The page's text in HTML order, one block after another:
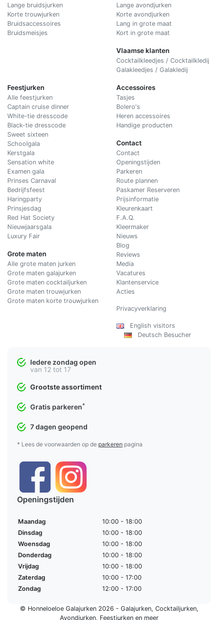
Lange bruidsjurken
Korte trouwjurken
Bruidsaccessoires
Bruidsmeisjes
Lange avondjurken
Korte avondjurken
Lang in grote maat
Kort in grote maat
Vlaamse klanten
Cocktailkleedjes / Cocktailkledij
Galakleedjes / Galakledij
Feestjurken
Alle feestjurken
Captain cruise dinner
White-tie dresscode
Black-tie dresscode
Sweet sixteen
Schoolgala
Kerstgala
Sensation white
Examen gala
Prinses Carnaval
Bedrijfsfeest
Haringparty
Prinsjesdag
Red Hat Society
Nieuwjaarsgala
Luxury Fair
Grote maten
Alle grote maten jurken
Grote maten galajurken
Grote maten cocktailjurken
Grote maten trouwjurken
Grote maten korte trouwjurken
Accessoires
Tasjes
Bolero's
Heren accessoires
Handige producten
Contact
Contact
Openingstijden
Parkeren
Route plannen
Paskamer Reserveren
Prijsinformatie
Kleurenkaart
F.A.Q.
Kleermaker
Nieuws
Blog
Reviews
Media
Vacatures
Klantenservice
Acties
Privacyverklaring
English visitors
Deutsch Besucher
Iedere zondag open
van 12 tot 17
Grootste assortiment
Gratis parkeren*
7 dagen geopend
* Lees de voorwaarden op de parkeren pagina
Openingstijden
Maandag
10:00 - 18:00
Dinsdag
10:00 - 18:00
Woensdag
10:00 - 18:00
Donderdag
10:00 - 18:00
Vrijdag
10:00 - 18:00
Zaterdag
10:00 - 17:00
Zondag
12:00 - 17:00
© Honneloeloe Galajurken 2026 - Galajurken, Cocktailjurken,
Avondjurken, Feestjurkenen meer